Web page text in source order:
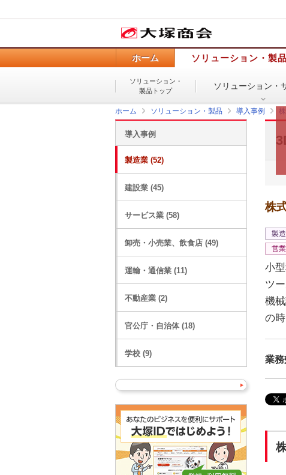
ホーム ソリューション・製品
ソリューション・
製品トップ
ソリューション・
ホーム ソリューション・製品 導入事例
株
製
営
小
ツ
機
の
業務
導入事例
製造業 (52)
建設業 (45)
サービス業 (58)
卸売・小売業、飲食店 (49)
運輸・通信業 (11)
不動産業 (2)
官公庁・自治体 (18)
学校 (9)